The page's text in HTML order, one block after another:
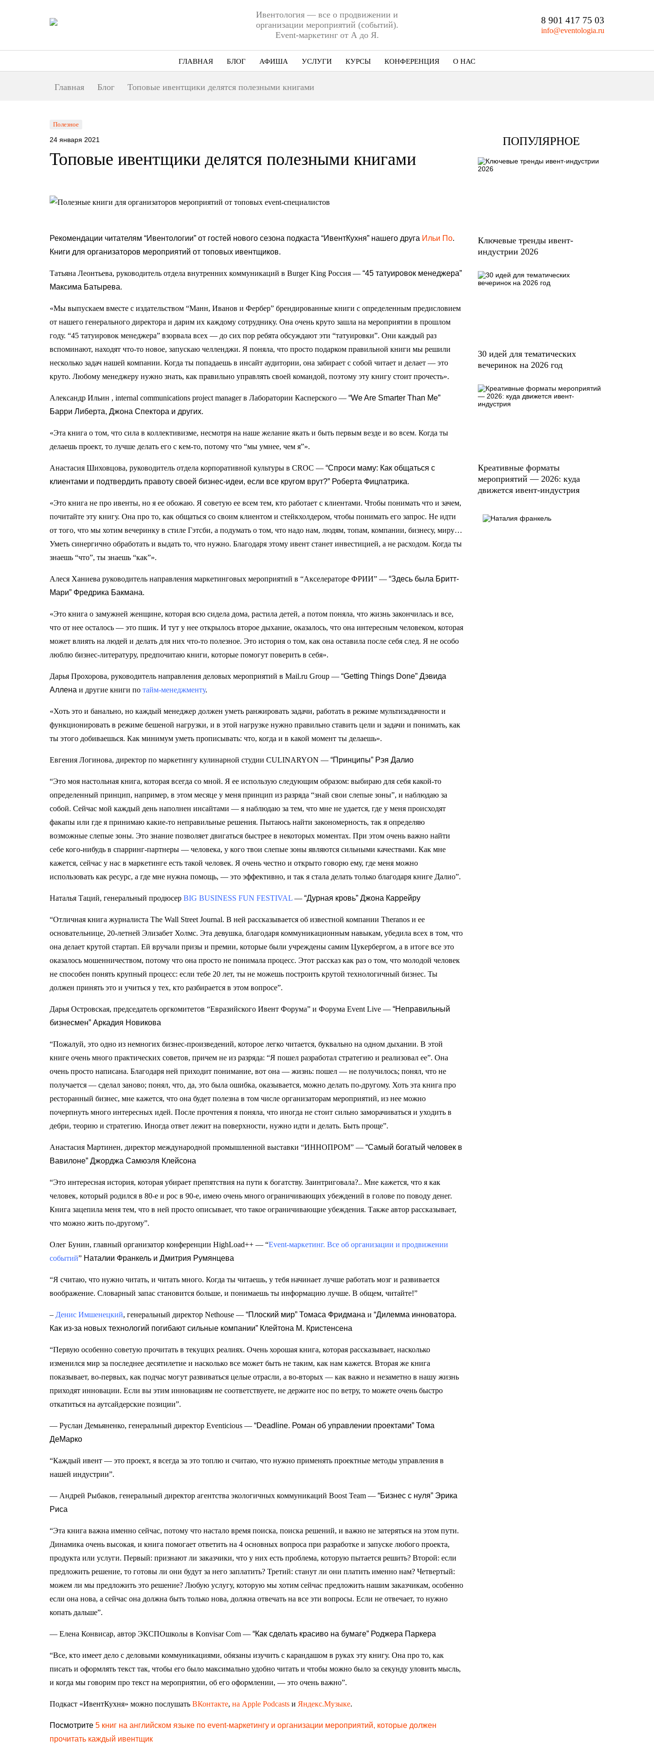
Ивентология — все о продвижении и
организации мероприятий (событий).
Event-маркетинг от А до Я.
8 901 417 75 03
info@eventologia.ru
ГЛАВНАЯ БЛОГ АФИША УСЛУГИ КУРСЫ КОНФЕРЕНЦИЯ О НАС
Главная Блог Топовые ивентщики делятся полезными книгами
Полезное
24 января 2021
Топовые ивентщики делятся полезными книгами
Рекомендации читателям “Ивентологии” от гостей нового сезона подкаста “ИвентКухня” нашего друга Ильи По.
Книги для организаторов мероприятий от топовых ивентщиков.
Татьяна Леонтьева, руководитель отдела внутренних коммуникаций в Burger King Россия — “45 татуировок менеджера”
Максима Батырева.
«Мы выпускаем вместе с издательством “Манн, Иванов и Фербер” брендированные книги с определенным предисловием
от нашего генерального директора и дарим их каждому сотруднику. Она очень круто зашла на мероприятии в прошлом
году. “45 татуировок менеджера” взорвала всех — до сих пор ребята обсуждают эти “татуировки”. Они каждый раз
вспоминают, находят что-то новое, запускаю челленджи. Я поняла, что просто подарком правильной книги мы решили
несколько задач нашей компании. Когда ты попадаешь в инсайт аудитории, она забирает с собой читает и делает — это
круто. Любому менеджеру нужно знать, как правильно управлять своей командой, поэтому эту книгу стоит прочесть».
Александр Ильин , internal communications project manager в Лаборатории Касперского — “We Are Smarter Than Me”
Барри Либерта, Джона Спектора и других.
«Эта книга о том, что сила в коллективизме, несмотря на наше желание якать и быть первым везде и во всем. Когда ты
делаешь проект, то лучше делать его с кем-то, потому что “мы умнее, чем я”».
Анастасия Шиховцова, руководитель отдела корпоративной культуры в CROC — “Спроси маму: Как общаться с
клиентами и подтвердить правоту своей бизнес-идеи, если все кругом врут?” Роберта Фицпатрика.
«Это книга не про ивенты, но я ее обожаю. Я советую ее всем тем, кто работает с клиентами. Чтобы понимать что и зачем,
почитайте эту книгу. Она про то, как общаться со своим клиентом и стейкхолдером, чтобы понимать его запрос. Не идти
от того, что мы хотим вечеринку в стиле Гэтсби, а подумать о том, что надо нам, людям, топам, компании, бизнесу, миру…
Уметь синергично обработать и выдать то, что нужно. Благодаря этому ивент станет инвестицией, а не расходом. Когда ты
знаешь “что”, ты знаешь “как”».
Алеся Ханиева руководитель направления маркетинговых мероприятий в “Акселераторе ФРИИ” — “Здесь была Бритт-
Мари” Фредрика Бакмана.
«Это книга о замужней женщине, которая всю сидела дома, растила детей, а потом поняла, что жизнь закончилась и все,
что от нее осталось — это пшик. И тут у нее открылось второе дыхание, оказалось, что она интересным человеком, которая
может влиять на людей и делать для них что-то полезное. Это история о том, как она оставила после себя след. Я не особо
люблю бизнес-литературу, предпочитаю книги, которые помогут поверить в себя».
Дарья Прохорова, руководитель направления деловых мероприятий в Mail.ru Group — “Getting Things Done” Дэвида
Аллена и другие книги по тайм-менеджменту.
«Хоть это и банально, но каждый менеджер должен уметь ранжировать задачи, работать в режиме мультизадачности и
функционировать в режиме бешеной нагрузки, и в этой нагрузке нужно правильно ставить цели и задачи и понимать, как
ты этого добиваешься. Как минимум уметь прописывать: что, когда и в какой момент ты делаешь».
Евгения Логинова, директор по маркетингу кулинарной студии CULINARYON — “Принципы” Рэя Далио
“Это моя настольная книга, которая всегда со мной. Я ее использую следующим образом: выбираю для себя какой-то
определенный принцип, например, в этом месяце у меня принцип из разряда “знай свои слепые зоны”, и наблюдаю за
собой. Сейчас мой каждый день наполнен инсайтами — я наблюдаю за тем, что мне не удается, где у меня происходят
факапы или где я принимаю какие-то неправильные решения. Пытаюсь найти закономерность, так я определяю
возможные слепые зоны. Это знание позволяет двигаться быстрее в некоторых моментах. При этом очень важно найти
себе кого-нибудь в спарринг-партнеры — человека, у кого твои слепые зоны являются сильными качествами. Как мне
кажется, сейчас у нас в маркетинге есть такой человек. Я очень честно и открыто говорю ему, где меня можно
использовать как ресурс, а где мне нужна помощь, — это эффективно, и так я стала делать только благодаря книге Далио”.
Наталья Таций, генеральный продюсер BIG BUSINESS FUN FESTIVAL — “Дурная кровь” Джона Каррейру
“Отличная книга журналиста The Wall Street Journal. В ней рассказывается об известной компании Theranos и ее
основательнице, 20-летней Элизабет Холмс. Эта девушка, благодаря коммуникационным навыкам, убедила всех в том, что
она делает крутой стартап. Ей вручали призы и премии, которые были учреждены самим Цукербергом, а в итоге все это
оказалось мошенничеством, потому что она просто не понимала процесс. Этот рассказ как раз о том, что молодой человек
не способен понять крупный процесс: если тебе 20 лет, ты не можешь построить крутой технологичный бизнес. Ты
должен принять это и учиться у тех, кто разбирается в этом вопросе”.
Дарья Островская, председатель оргкомитетов “Евразийского Ивент Форума” и Форума Event Live — “Неправильный
бизнесмен” Аркадия Новикова
“Пожалуй, это одно из немногих бизнес-произведений, которое легко читается, буквально на одном дыхании. В этой
книге очень много практических советов, причем не из разряда: “Я пошел разработал стратегию и реализовал ее”. Она
очень просто написана. Благодаря ней приходит понимание, вот она — жизнь: пошел — не получилось; понял, что не
получается — сделал заново; понял, что, да, это была ошибка, оказывается, можно делать по-другому. Хоть эта книга про
ресторанный бизнес, мне кажется, что она будет полезна в том числе организаторам мероприятий, из нее можно
почерпнуть много интересных идей. После прочтения я поняла, что иногда не стоит сильно заморачиваться и уходить в
дебри, теорию и стратегию. Иногда ответ лежит на поверхности, нужно идти и делать. Быть проще”.
Анастасия Мартинен, директор международной промышленной выставки “ИННОПРОМ” — “Самый богатый человек в
Вавилоне” Джорджа Самюэля Клейсона
“Это интересная история, которая убирает препятствия на пути к богатству. Заинтриговала?.. Мне кажется, что я как
человек, который родился в 80-е и рос в 90-е, имею очень много ограничивающих убеждений в голове по поводу денег.
Книга зацепила меня тем, что в ней просто описывает, что такое ограничивающие убеждения. Также автор рассказывает,
что можно жить по-другому”.
Олег Бунин, главный организатор конференции HighLoad++ — “Event-маркетинг. Все об организации и продвижении
событий” Наталии Франкель и Дмитрия Румянцева
“Я считаю, что нужно читать, и читать много. Когда ты читаешь, у тебя начинает лучше работать мозг и развивается
воображение. Словарный запас становится больше, и понимаешь ты информацию лучше. В общем, читайте!”
– Денис Имшенецкий, генеральный директор Nethouse — “Плоский мир” Томаса Фридмана и “Дилемма инноватора.
Как из-за новых технологий погибают сильные компании” Клейтона М. Кристенсена
“Первую особенно советую прочитать в текущих реалиях. Очень хорошая книга, которая рассказывает, насколько
изменился мир за последнее десятилетие и насколько все может быть не таким, как нам кажется. Вторая же книга
показывает, во-первых, как подчас могут развиваться целые отрасли, а во-вторых — как важно и незаметно в нашу жизнь
приходят инновации. Если вы этим инновациям не соответствуете, не держите нос по ветру, то можете очень быстро
откатиться на аутсайдерские позиции”.
— Руслан Демьяненко, генеральный директор Eventicious — “Deadline. Роман об управлении проектами” Тома
ДеМарко
“Каждый ивент — это проект, я всегда за это топлю и считаю, что нужно применять проектные методы управления в
нашей индустрии”.
— Андрей Рыбаков, генеральный директор агентства экологичных коммуникаций Boost Team — “Бизнес с нуля” Эрика
Риса
“Эта книга важна именно сейчас, потому что настало время поиска, поиска решений, и важно не затеряться на этом пути.
Динамика очень высокая, и книга помогает ответить на 4 основных вопроса при разработке и запуске любого проекта,
продукта или услуги. Первый: признают ли заказчики, что у них есть проблема, которую пытается решить? Второй: если
предложить решение, то готовы ли они будут за него заплатить? Третий: станут ли они платить именно нам? Четвертый:
можем ли мы предложить это решение? Любую услугу, которую мы хотим сейчас предложить нашим заказчикам, особенно
если она нова, а сейчас она должна быть только нова, должна отвечать на все эти вопросы. Если не отвечает, то нужно
копать дальше”.
— Елена Конвисар, автор ЭКСПОшколы в Konvisar Сom — “Как сделать красиво на бумаге” Роджера Паркера
“Все, кто имеет дело с деловыми коммуникациями, обязаны изучить с карандашом в руках эту книгу. Она про то, как
писать и оформлять текст так, чтобы его было максимально удобно читать и чтобы можно было за секунду уловить мысль,
и когда мы говорим про текст на мероприятии, об его оформлении, — это очень важно”.
Подкаст «ИвентКухня» можно послушать ВКонтакте, на Apple Podcasts и Яндекс.Музыке.
Посмотрите 5 книг на английском языке по event-маркетингу и организации мероприятий, которые должен
прочитать каждый ивентщик
ПОПУЛЯРНОЕ
Ключевые тренды ивент-
индустрии 2026
30 идей для тематических
вечеринок на 2026 год
Креативные форматы
мероприятий — 2026: куда
движется ивент-индустрия